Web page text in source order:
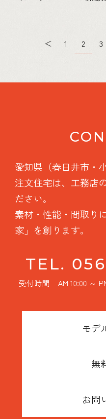
1 2 3
愛知県（春日井市・
注文住宅は、工務店
ださい。
素材・性能・間取り
家」を創ります。
TEL.
受付時間 AM 10:00 ～
モデ
無
お問